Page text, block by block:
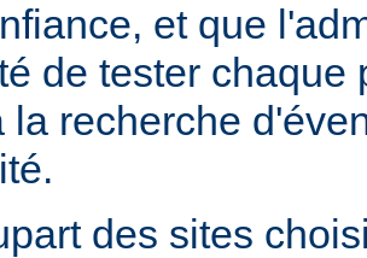
et que
de tester chaque
la recherche
des sites